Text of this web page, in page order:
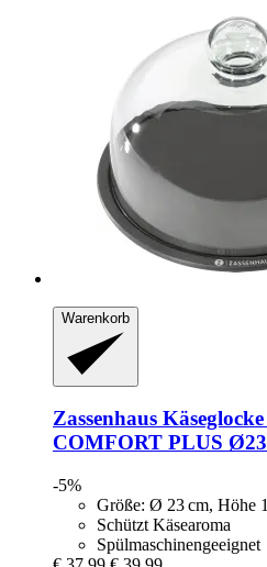
Warenkorb
Zassenhaus
COMFORT PLUS
-5%
Größe: Ø 23 cm, Höhe
Schützt Käsearoma
Spülmaschinengeeignet